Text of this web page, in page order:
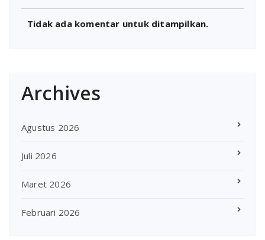
Tidak ada komentar untuk ditampilkan.
Archives
Agustus 2026
Juli 2026
Maret 2026
Februari 2026